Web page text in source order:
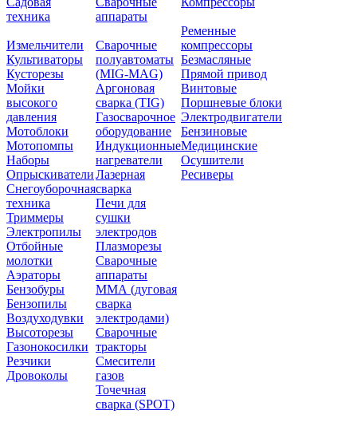
техника
Измельчители
Культиваторы
Кусторезы
Мойки
высокого
давления
Мотоблоки
Мотопомпы
Наборы
Опрыскиватели
Снегоуборочная
техника
Триммеры
Электропилы
Отбойные
молотки
Аэраторы
Бензобуры
Бензопилы
Воздуходувки
Высоторезы
Газонокосилки
Резчики
Дровоколы
аппараты
Сварочные
полуавтоматы
(MIG-MAG)
Аргоновая
сварка (TIG)
Газосварочное
оборудование
Индукционные
нагреватели
Лазерная
сварка
Печи для
сушки
электродов
Плазморезы
Сварочные
аппараты
ММА (дуговая
сварка
электродами)
Сварочные
тракторы
Смесители
газов
Точечная
сварка (SPOT)
Ременные
компрессоры
Безмасляные
Прямой привод
Винтовые
Поршневые блоки
Электродвигатели
Бензиновые
Медицинские
Осушители
Ресиверы